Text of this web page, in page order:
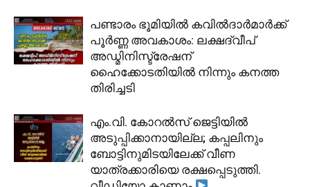
പണ്ടാരം ഭൂമിയിൽ കവിൽദാർമാർക്ക്
പൂർണ്ണ അവകാശം: ലക്ഷദ്വീപ്
അഡ്മിനിസ്ട്രേഷന്
ഹൈക്കോടതിയിൽ നിന്നും കനത്ത
തിരിച്ചടി
​എം.വി. കോറൽസ് ജെട്ടിയിൽ
അടുപ്പിക്കാനായില്ല; കപ്പലിനും
ബോട്ടിനുമിടയിലേക്ക് വീണ
യാത്രക്കാരിയെ രക്ഷപ്പെടുത്തി.